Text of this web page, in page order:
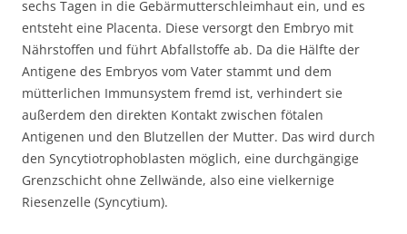
sechs Tagen in die Gebärmutterschleimhaut ein, und es
entsteht eine Placenta. Diese versorgt den Embryo mit
Nährstoffen und führt Abfallstoffe ab. Da die Hälfte der
Antigene des Embryos vom Vater stammt und dem
mütterlichen Immunsystem fremd ist, verhindert sie
außerdem den direkten Kontakt zwischen fötalen
Antigenen und den Blutzellen der Mutter. Das wird durch
den Syncytiotrophoblasten möglich, eine durchgängige
Grenzschicht ohne Zellwände, also eine vielkernige
Riesenzelle (Syncytium).